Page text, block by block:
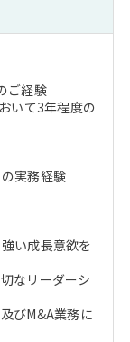
ご経験
いて3年程度の
実務経験
い成長意欲を
なリーダーシ
びM&A業務に